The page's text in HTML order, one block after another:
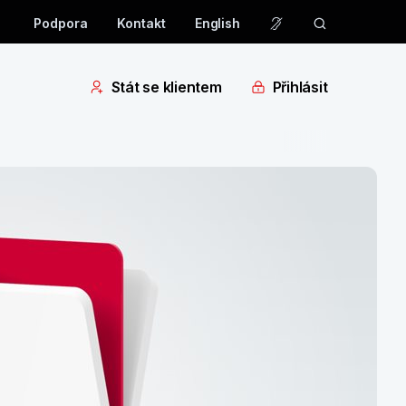
Podpora Kontakt English
Stát se klientem Přihlásit